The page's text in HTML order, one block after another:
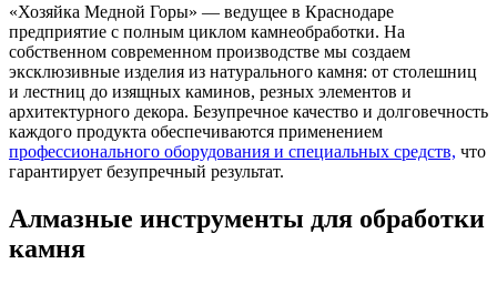
«Хозяйка Медной Горы» — ведущее в Краснодаре
предприятие с полным циклом камнеобработки. На
собственном современном производстве мы создаем
эксклюзивные изделия из натурального камня: от столешниц
и лестниц до изящных каминов, резных элементов и
архитектурного декора. Безупречное качество и долговечность
каждого продукта обеспечиваются применением
профессионального оборудования и специальных средств, что
гарантирует безупречный результат.
Алмазные инструменты для обработки
камня